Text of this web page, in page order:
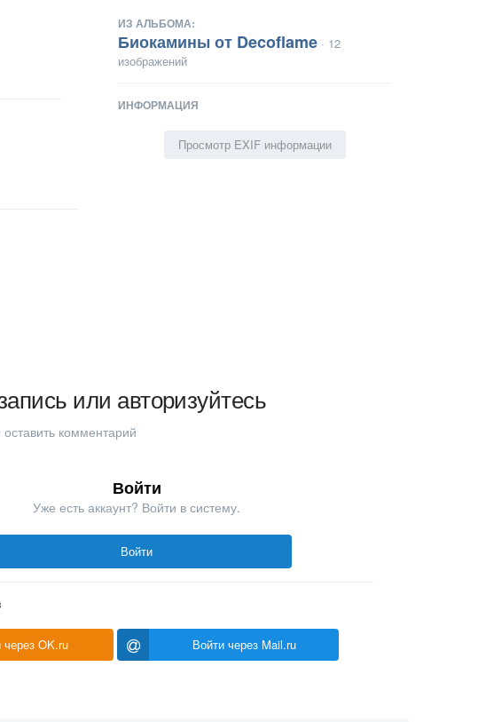
ИЗ АЛЬБОМА:
Биокамины от Decoflame · 12
изображений
ИНФОРМАЦИЯ
Просмотр EXIF информации
или авторизуйтесь
комментарий
Войти
Уже есть аккаунт? Войти в систему.
Войти
через OK.ru Войти через Mail.ru